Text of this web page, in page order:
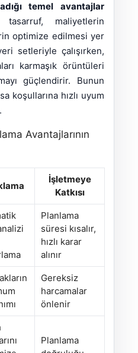
temel avantajlar
tasarruf, maliyetlerin
optimize edilmesi yer
setleriyle çalışırken,
karmaşık örüntüleri
güçlendirir. Bunun
koşullarına hızlı uyum
Avantajlarının
İşletmeye
Katkısı
Planlama
süresi kısalır,
hızlı karar
alınır
Gereksiz
harcamalar
önlenir
Planlama